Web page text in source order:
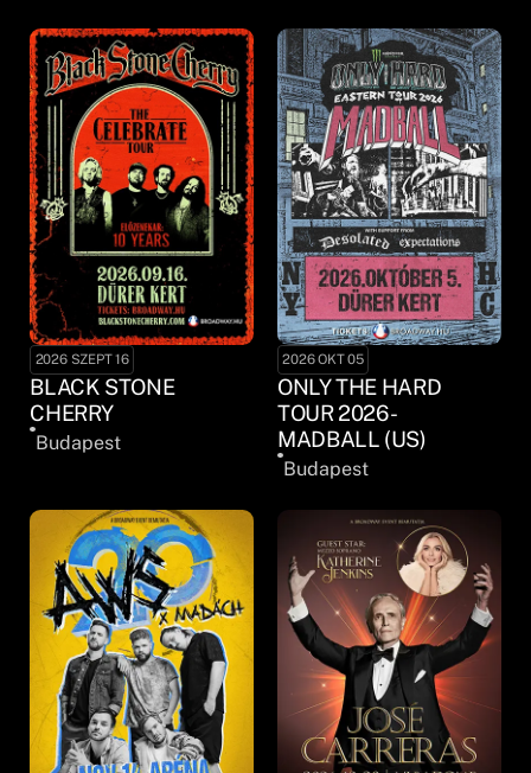
2026 SZEPT 16
BLACK STONE
CHERRY
Budapest
2026 OKT 05
ONLY THE HARD
TOUR 2026 -
MADBALL (US)
Budapest